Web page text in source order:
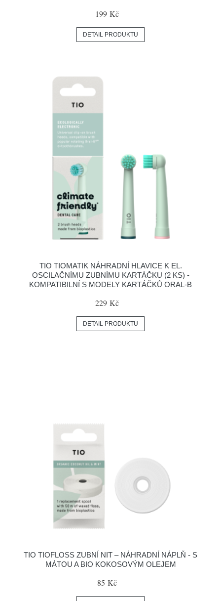
199 Kč
DETAIL PRODUKTU
TIO TIOMATIK NÁHRADNÍ HLAVICE K EL.
OSCILAČNÍMU ZUBNÍMU KARTÁČKU (2 KS) -
KOMPATIBILNÍ S MODELY KARTÁČKŮ ORAL-B
229 Kč
DETAIL PRODUKTU
TIO TIOFLOSS ZUBNÍ NIT – NÁHRADNÍ NÁPLŇ - S
MÁTOU A BIO KOKOSOVÝM OLEJEM
85 Kč